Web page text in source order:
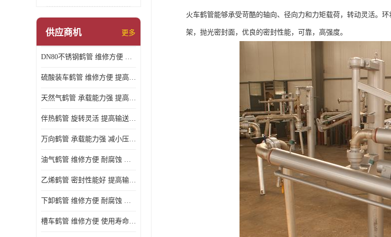
供应商机 更多
DN80不锈钢鹤管 维修方便 提高输送效率
硫酸装车鹤管 维修方便 提高输送效率
天然气鹤管 承载能力强 提高输送效率
伴热鹤管 旋转灵活 提高输送效率
万向鹤管 承载能力强 减小压力损失
油气鹤管 维修方便 耐腐蚀 耐高温
乙烯鹤管 密封性能好 提高输送效率
下卸鹤管 维修方便 耐腐蚀 耐高温
槽车鹤管 维修方便 使用寿命较长
火车鹤管能够承受苛酷的轴向、径向力和力矩载荷，转动灵活。
架，抛光密封面，优良的密封性能，可靠，高强度。